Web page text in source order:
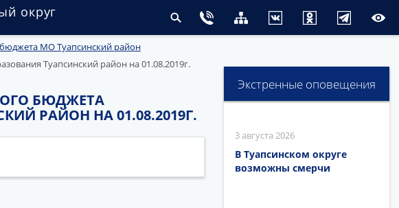
округ
МО Туапсинский район
Туапсинский район на 01.08.2019г.
БЮДЖЕТА
РАЙОН НА 01.08.2019Г.
Экстренные оповещения
3 августа 2026
В Туапсинском округе
возможны смерчи